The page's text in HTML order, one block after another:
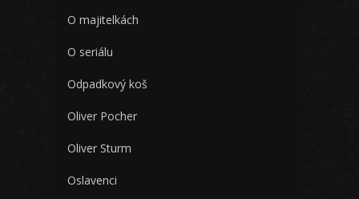
O majitelkách
O seriálu
Odpadkový koš
Oliver Pocher
Oliver Sturm
Oslavenci